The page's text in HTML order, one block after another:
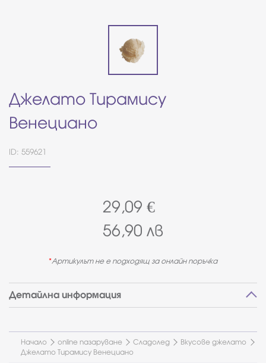
Джелато Тирамису
Венециано
ID: 559621
29,09 €
56,90 лв
Артикулът не е подходящ за онлайн поръчка
Детайлна информация
Начало online пазаруване Сладолед
Вкусове джелато
Джелато Тирамису Венециано